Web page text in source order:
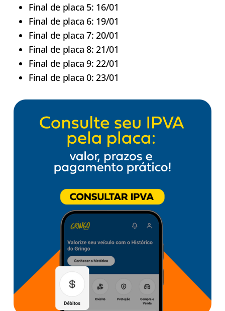
Final de placa 5: 16/01
Final de placa 6: 19/01
Final de placa 7: 20/01
Final de placa 8: 21/01
Final de placa 9: 22/01
Final de placa 0: 23/01